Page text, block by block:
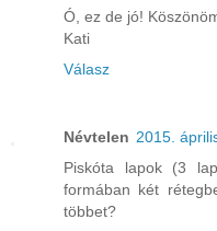
Ó, ez de jó!
Kati
Válasz
Névtelen 2015.
Piskóta lapok (3
formában két
többet?